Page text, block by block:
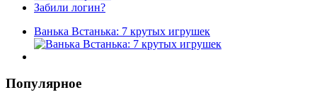
Забили логин?
Ванька Встанька: 7 крутых игрушек
Популярное